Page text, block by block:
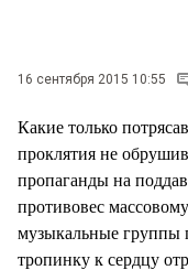
СТИЛЬ ЖИЗНИ
16 сентября 2015 10:55
Какие только
проклятия не
пропаганды на
противовес
музыкальные группы
тропинку к сердцу